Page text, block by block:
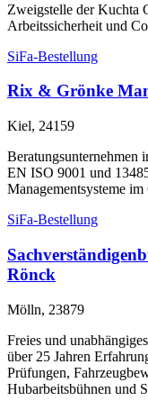
Zweigstelle der Kuchta
Arbeitssicherheit und
SiFa-Bestellung
Rix & Grönke
Kiel, 24159
Beratungsunternehmen
EN ISO 9001 und
Managementsysteme
SiFa-Bestellung
Rönck
Mölln, 23879
Freies und
über 25 Jahren
Prüfungen,
Hubarbeitsbühnen und